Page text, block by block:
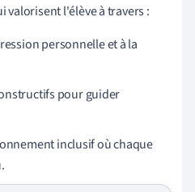
valorisent l'élève à travers :
personnelle et à la
pour guider
inclusif où chaque